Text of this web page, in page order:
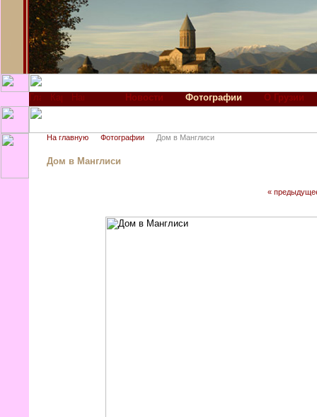
Новости Фотографии О Грузии
На главную Фотографии Дом в Манглиси
Дом в Манглиси
«